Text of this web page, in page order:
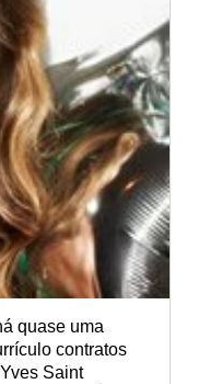
quase uma
contratos
Saint